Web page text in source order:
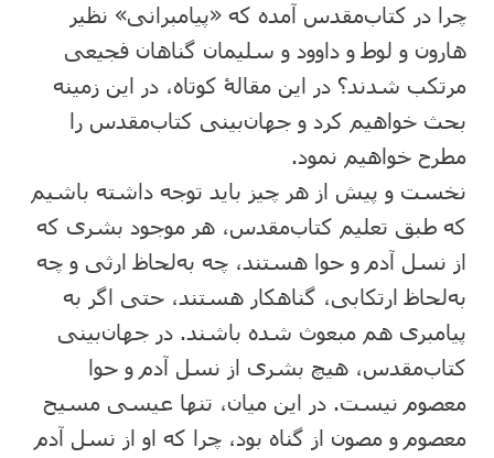
چرا در کتاب‌مقدس آمده که «پیامبرانی» نظیر
هارون و لوط و داوود و سلیمان گناهان فجیعی
مرتکب شدند؟ در این مقالۀ کوتاه، در این زمینه
بحث خواهیم کرد و جهان‌بینی کتاب‌مقدس را
مطرح خواهیم نمود.
نخست و پیش از هر چیز باید توجه داشته باشیم
که طبق تعلیم کتاب‌مقدس، هر موجود بشری که
از نسل آدم و حوا هستند، چه به‌لحاظ ارثی و چه
به‌لحاظ ارتکابی، گناهکار هستند، حتی اگر به
پیامبری هم مبعوث شده باشند. در جهان‌بینی
کتاب‌مقدس، هیچ بشری از نسل آدم و حوا
معصوم نیست. در این میان، تنها عیسی مسیح
معصوم و مصون از گناه بود، چرا که او از نسل آدم